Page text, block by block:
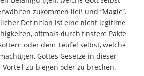
zukommen ließ und “Magie”.
Definition ist eine nicht legitime
oftmals durch finstere Pakte
oder dem Teufel selbst, welche
Gottes Gesetze in dieser
Vorteil zu biegen oder zu brechen.